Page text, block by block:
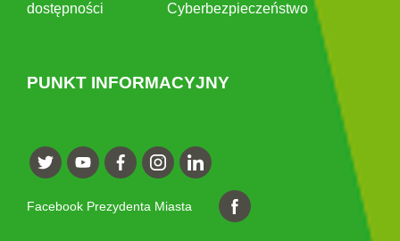
dostępności
Cyberbezpieczeństwo
PUNKT INFORMACYJNY
Facebook Prezydenta Miasta